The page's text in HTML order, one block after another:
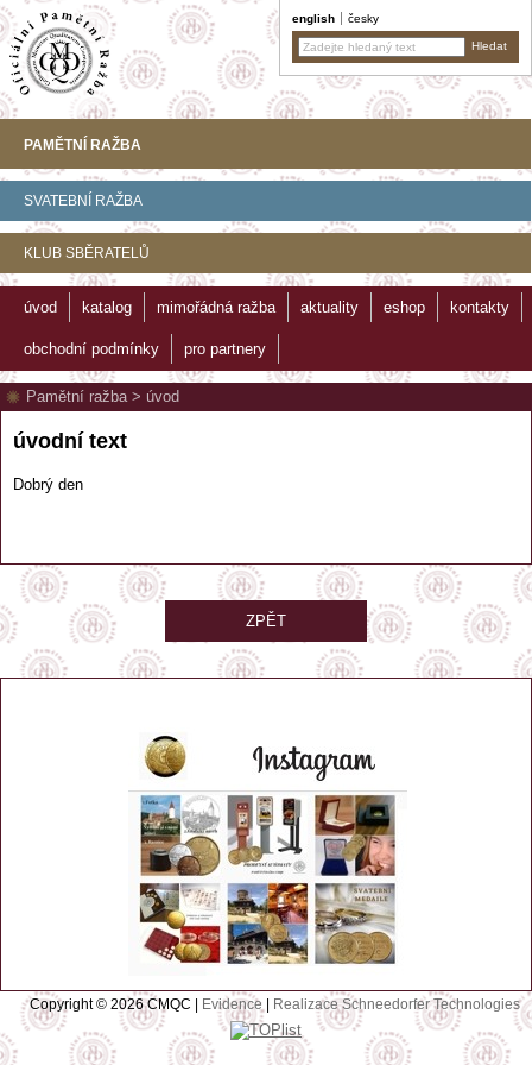
english česky
PAMĚTNÍ RAŽBA
SVATEBNÍ RAŽBA
KLUB SBĚRATELŮ
úvod katalog mimořádná ražba aktuality eshop kontakty
obchodní podmínky pro partnery
Pamětní ražba> úvod
úvodní text
Dobrý den
ZPĚT
Copyright © 2026 CMQC | Evidence Realizace Schneedorfer Technologies